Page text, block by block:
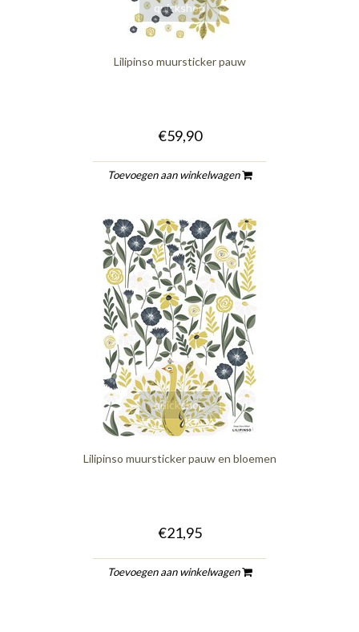
quickshop
Lilipinso muursticker pauw
€59,90
Toevoegen aan winkelwagen
quickshop
Lilipinso muursticker pauw en bloemen
€21,95
Toevoegen aan winkelwagen